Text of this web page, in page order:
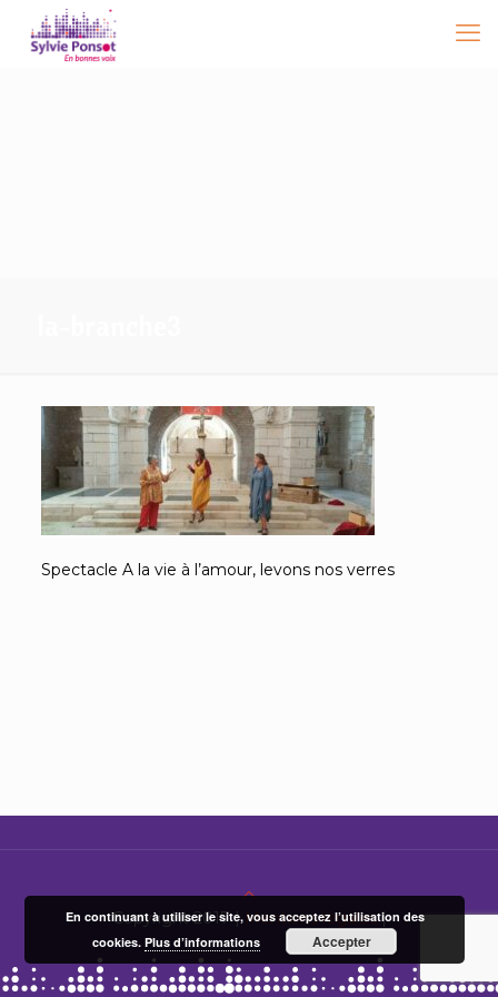
Spectacle A la vie à l’amour, levons nos verres
Copyright 2017 |Mentions légales|
En continuant à utiliser le site, vous acceptez l’utilisation des
cookies.Plus d’informations Accepter